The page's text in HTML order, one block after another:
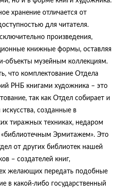
хранение отличается от
для читателя.
произведения,
книжные формы, оставляя
объекты музейным коллекциям.
что комплектование Отдела
РНБ книгами художника – это
так как Отдел собирает и
созданные в
тиражных техниках, недаром
«библиотечным Эрмитажем». Это
от других библиотек нашей
– создателей книг,
желающих передать подобные
в какой-либо государственный